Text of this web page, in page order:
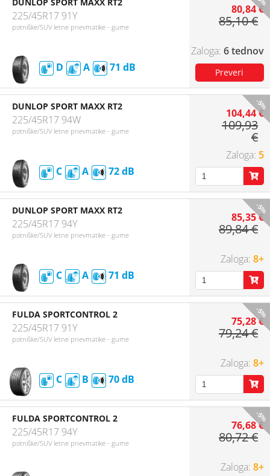
225/45R17 91Y
potniške/SUV letne pnevmatike - gume
D A 71
80,84 €
85,10 €
6 tednov
-5%
DUNLOP SPORT MAXX RT2
225/45R17 94W
potniške/SUV letne pnevmatike - gume
C A 72
104,44 €
109,93
€
5
-5%
DUNLOP SPORT MAXX RT2
225/45R17 94Y
potniške/SUV letne pnevmatike - gume
C A 71
85,35 €
89,84 €
8+
-5%
FULDA SPORTCONTROL 2
225/45R17 91Y
potniške/SUV letne pnevmatike - gume
C B 70
75,28 €
79,24 €
8+
-5%
FULDA SPORTCONTROL 2
225/45R17 94Y
potniške/SUV letne pnevmatike - gume
76,68 €
80,72 €
8+